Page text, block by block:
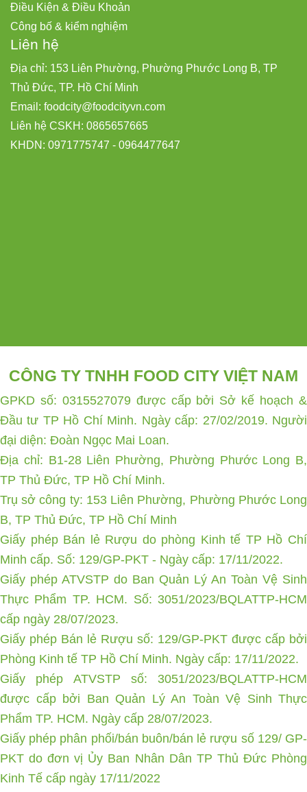
Điều Kiện & Điều Khoản
Công bố & kiểm nghiệm
Liên hệ
Địa chỉ: 153 Liên Phường, Phường Phước Long B, TP
Thủ Đức, TP. Hồ Chí Minh
Email: foodcity@foodcityvn.com
Liên hệ CSKH: 0865657665
KHDN: 0971775747 - 0964477647
CÔNG TY TNHH FOOD CITY VIỆT NAM
GPKD số: 0315527079 được cấp bởi Sở kế hoạch &
Đầu tư TP Hồ Chí Minh. Ngày cấp: 27/02/2019. Người
đại diện: Đoàn Ngọc Mai Loan.
Địa chỉ: B1-28 Liên Phường, Phường Phước Long B,
TP Thủ Đức, TP Hồ Chí Minh.
Trụ sở công ty: 153 Liên Phường, Phường Phước Long
B, TP Thủ Đức, TP Hồ Chí Minh
Giấy phép Bán lẻ Rượu do phòng Kinh tế TP Hồ Chí
Minh cấp. Số: 129/GP-PKT - Ngày cấp: 17/11/2022.
Giấy phép ATVSTP do Ban Quản Lý An Toàn Vệ Sinh
Thực Phẩm TP. HCM. Số: 3051/2023/BQLATTP-HCM
cấp ngày 28/07/2023.
Giấy phép Bán lẻ Rượu số: 129/GP-PKT được cấp bởi
Phòng Kinh tế TP Hồ Chí Minh. Ngày cấp: 17/11/2022.
Giấy phép ATVSTP số: 3051/2023/BQLATTP-HCM
được cấp bởi Ban Quản Lý An Toàn Vệ Sinh Thực
Phẩm TP. HCM. Ngày cấp 28/07/2023.
Giấy phép phân phối/bán buôn/bán lẻ rượu số 129/ GP-
PKT do đơn vị Ủy Ban Nhân Dân TP Thủ Đức Phòng
Kinh Tế cấp ngày 17/11/2022